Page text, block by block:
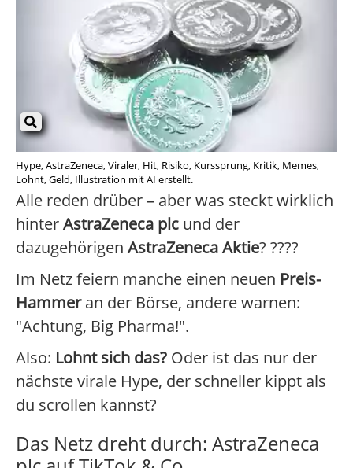
Hype, AstraZeneca, Viraler, Hit, Risiko, Kurssprung, Kritik, Memes,
Lohnt, Geld, Illustration mit AI erstellt.
Alle reden drüber – aber was steckt wirklich
hinterAstraZeneca plc und der
dazugehörigen AstraZeneca Aktie? ????
Im Netz feiern manche einen neuen Preis-
Hammeran der Börse, andere warnen:
"Achtung, Big Pharma!".
Also: Lohnt sich das? Oder ist das nur der
nächste virale Hype, der schneller kippt als
du scrollen kannst?
Das Netz dreht durch: AstraZeneca